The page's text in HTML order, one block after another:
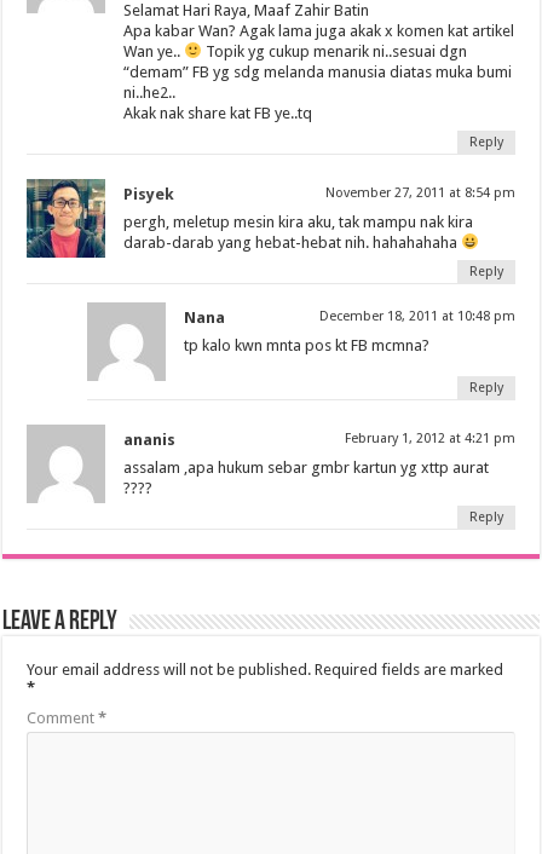
Selamat Hari Raya, Maaf Zahir Batin
Apa kabar Wan? Agak lama juga akak x komen kat artikel
Wan ye..
Topik yg cukup menarik ni..sesuai dgn
“demam” FB yg sdg melanda manusia diatas muka bumi
ni..he2..
Akak nak share kat FB ye..tq
Reply
Pisyek November 27, 2011 at 8:54 pm
pergh, meletup mesin kira aku, tak mampu nak kira
darab-darab yang hebat-hebat nih. hahahahaha
Reply
Nana December 18, 2011 at 10:48 pm
tp kalo kwn mnta pos kt FB mcmna?
Reply
ananis February 1, 2012 at 4:21 pm
assalam ,apa hukum sebar gmbr kartun yg xttp aurat
????
Reply
Leave a Reply
Your email address will not be published. Required fields are marked
*
Comment*